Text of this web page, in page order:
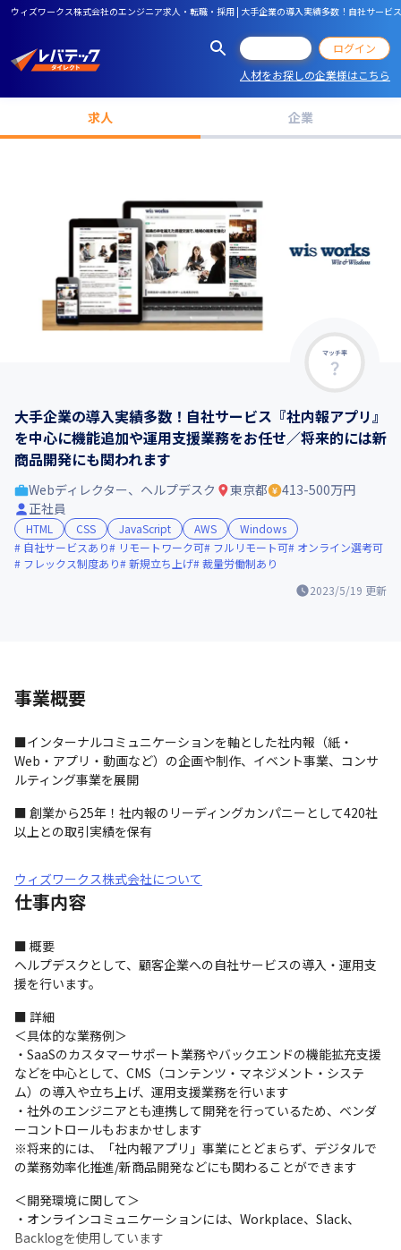
ウィズワークス株式会社のエンジニア求人・転職・採用 | 大手企業の導入実績多数！自社サー
ログイン
人材をお探しの企業様はこちら
求人 企業
マッチ率
大手企業の導入実績多数！自社サービス『社内報アプリ』
を中心に機能追加や運用支援業務をお任せ／将来的には新
商品開発にも関われます
2023/5/19 更新
Webディレクター、ヘルプデスク 東京都
413-500万円
正社員
HTML CSS JavaScript AWS
Windows
自社サービスあり
リモートワーク可 フルリモート可
オンライン選考可
フレックス制度あり
新規立ち上げ 裁量労働制あり
事業概要
■インターナルコミュニケーションを軸とした社内報（紙・
Web・アプリ・動画など）の企画や制作、イベント事業、コンサ
ルティング事業を展開
■ 創業から25年！社内報のリーディングカンパニーとして420社
以上との取引実績を保有
ウィズワークス株式会社について
仕事内容
■ 概要
ヘルプデスクとして、顧客企業への自社サービスの導入・運用支
援を行います。
■ 詳細
＜具体的な業務例＞
・SaaSのカスタマーサポート業務やバックエンドの機能拡充支援
などを中心として、CMS（コンテンツ・マネジメント・システ
ム）の導入や立ち上げ、運用支援業務を行います
・社外のエンジニアとも連携して開発を行っているため、ベンダ
ーコントロールもおまかせします
※将来的には、「社内報アプリ」事業にとどまらず、デジタルで
の業務効率化推進/新商品開発などにも関わることができます
＜開発環境に関して＞
・オンラインコミュニケーションには、Workplace、Slack、
Backlogを使用しています